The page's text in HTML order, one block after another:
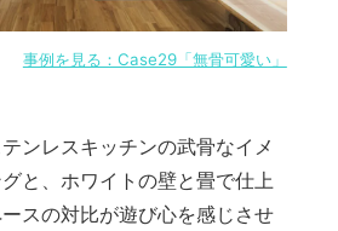
事例を見る：Case29「無骨可愛い」
ンレスキッチンの武骨なイメ
と、ホワイトの壁と畳で仕上
スの対比が遊び心を感じさせ